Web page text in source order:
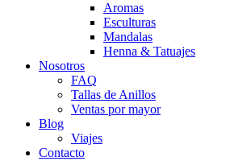
Aromas
Esculturas
Mandalas
Henna & Tatuajes
Nosotros
FAQ
Tallas de Anillos
Ventas por mayor
Blog
Viajes
Contacto